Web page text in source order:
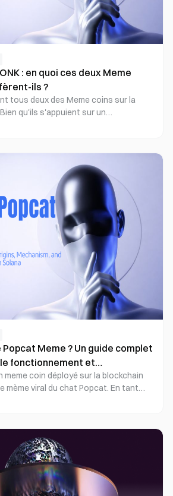
: en quoi ces deux Meme
ils ?
tous deux des Meme coins sur la
qu'ils s'appuient sur un
par la communauté et la culture
communautaire et leur direction
Popcat tire son origine du
mondial du chat Popcat, avec un
sur la culture web et la communication
BONK est né au sein de la
dynamisant d'abord l'engagement
airdrop massif, puis s'étendant
de cas d'usage sur Solana.
Meme ? Un guide complet
fonctionnement et
du Meme Actif
meme coin déployé sur la blockchain
mème viral du chat Popcat. En tant
par la communauté, Popcat ne
à la culture meme, à
à la liquidité et au réseau
de Solana.